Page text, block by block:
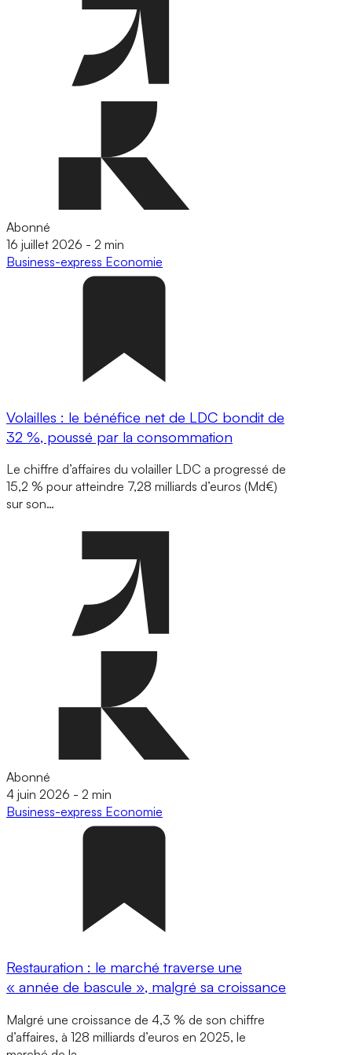
Abonné
16 juillet 2026 - 2 min
Business-express Economie
Volailles : le bénéfice net de LDC bondit de
32 %, poussé par la consommation
Le chiffre d’affaires du volailler LDC a progressé de
15,2 % pour atteindre 7,28 milliards d’euros (Md€)
sur son…
Abonné
4 juin 2026 - 2 min
Business-express Economie
Restauration : le marché traverse une
« année de bascule », malgré sa croissance
Malgré une croissance de 4,3 % de son chiffre
d’affaires, à 128 milliards d’euros en 2025, le